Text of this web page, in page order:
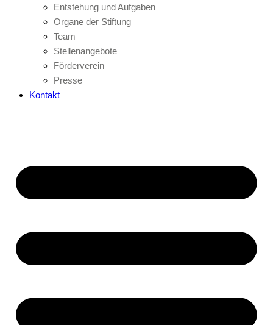
Entstehung und Aufgaben
Organe der Stiftung
Team
Stellenangebote
Förderverein
Presse
Kontakt